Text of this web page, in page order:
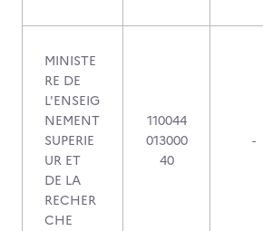
MINISTE
RE DE
L'ENSEIG
NEMENT
SUPERIE
UR ET
DE LA
RECHER
CHE
110044
013000
40
-